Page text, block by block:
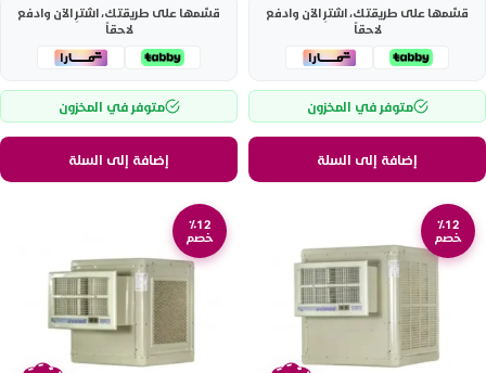
قسّمها على طريقتك، اشترِ الآن وادفع
لاحقاً
متوفر في المخزون
إضافة إلى السلة
قسّمها على طريقتك، اشترِ الآن وادفع
لاحقاً
متوفر في المخزون
إضافة إلى السلة
٪12
خصم
٪12
خصم